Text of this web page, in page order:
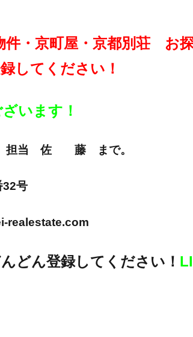
件・京町屋・京都別荘 お
してください！
います！
担当 佐 藤 まで。
32号
realestate.com
どん登録してください！